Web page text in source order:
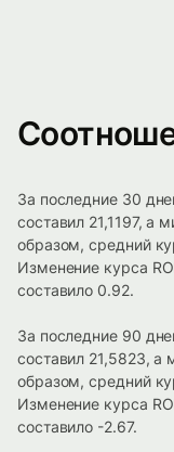
За последние 30
составил 21,1197, а
образом, средний
Изменение курса
составило 0.92.
За последние 90
составил 21,5823,
образом, средний
Изменение курса
составило -2.67.